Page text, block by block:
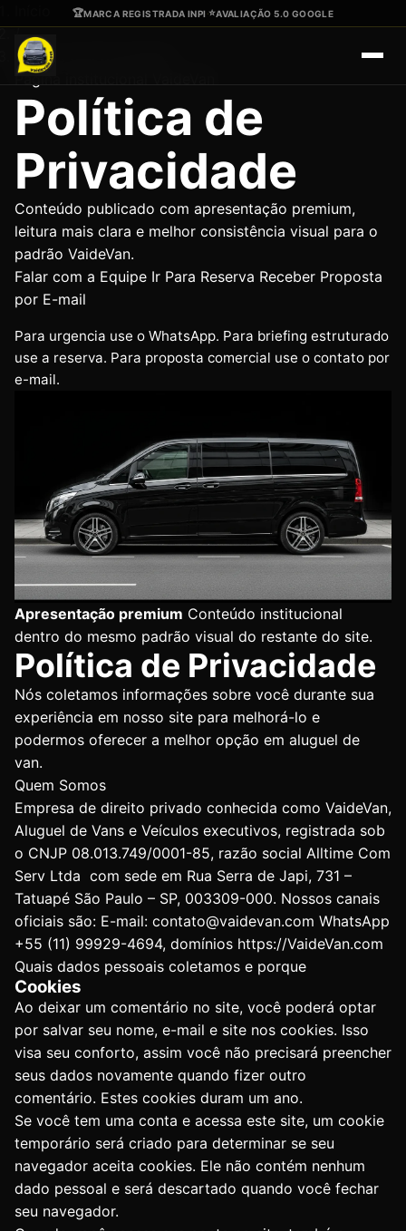
Ir para o conteúdo principal
🏆MARCA REGISTRADA INPI ·⭐AVALIAÇÃO 5.0 GOOGLE
Política de Privacidade
Página institucional VaideVan
Política de
Privacidade
Conteúdo publicado com apresentação premium,
leitura mais clara e melhor consistência visual para o
padrão VaideVan.
Falar com a Equipe Ir Para Reserva Receber Proposta
por E-mail
Para urgencia use o WhatsApp. Para briefing estruturado
use a reserva. Para proposta comercial use o contato por
e-mail.
Apresentação premium Conteúdo institucional
dentro do mesmo padrão visual do restante do site.
Política de Privacidade
Nós coletamos informações sobre você durante sua
experiência em nosso site para melhorá-lo e
podermos oferecer a melhor opção em aluguel de
van.
Quem Somos
Empresa de direito privado conhecida como VaideVan,
Aluguel de Vans e Veículos executivos, registrada sob
o CNJP 08.013.749/0001-85, razão social Alltime Com
Serv Ltda com sede em Rua Serra de Japi, 731 –
Tatuapé São Paulo – SP, 003309-000. Nossos canais
oficiais são: E-mail: contato@vaidevan.com WhatsApp
+55 (11) 99929-4694, domínios https://VaideVan.com
Quais dados pessoais coletamos e porque
Cookies
Ao deixar um comentário no site, você poderá optar
por salvar seu nome, e-mail e site nos cookies. Isso
visa seu conforto, assim você não precisará preencher
seus dados novamente quando fizer outro
comentário. Estes cookies duram um ano.
Se você tem uma conta e acessa este site, um cookie
temporário será criado para determinar se seu
navegador aceita cookies. Ele não contém nenhum
dado pessoal e será descartado quando você fechar
seu navegador.